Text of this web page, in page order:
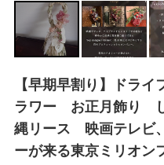
【早期早割り】ドラ
ラワー お正月飾り
縄リース 映画テレビ
ーが来る東京ミリオン